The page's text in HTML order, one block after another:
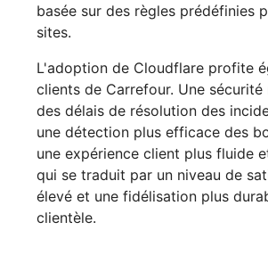
basée sur des règles prédéfinies
sites.
L'adoption de Cloudflare profite
clients de Carrefour. Une sécurité
des délais de résolution des
une détection plus efficace des
une expérience client plus fluide
qui se traduit par un niveau de
élevé et une fidélisation plus
clientèle.